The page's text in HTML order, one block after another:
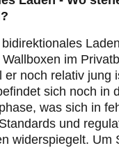
im
er noch relativ jung
sich noch in
was sich in
und
widerspiegelt. Um